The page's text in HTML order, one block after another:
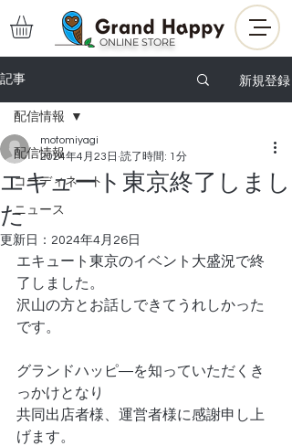
ONLINE STORE
記事 新規登録
配信情報
コーディネート
ニュース
配信情報
エキュート東京終了しまし
た
motomiyagi
2024年4月23日 読了時間: 1分
更新日： 2024年4月26日
エキュート東京のイベント大盛況で終
了しました。
沢山の方とお話しできてうれしかった
です。
グランドハッピ―を知っていただくき
っかけとなり
共同出店者様、運営者様に感謝申し上
げます。